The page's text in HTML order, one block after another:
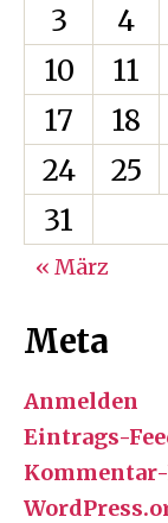
3
4
10
11
17
18
24
25
31
« März
Meta
Anmelden
Eintrags-
Kommentar-